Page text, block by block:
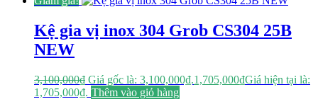
Kệ gia vị inox 304 Grob CS304 25B
NEW
3,100,000₫ Giá gốc là: 3,100,000₫.1,705,000₫Giá hiện tại là:
1,705,000₫. Thêm vào giỏ hàng